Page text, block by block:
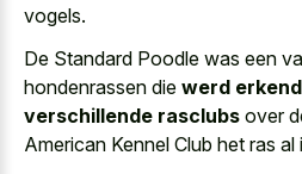
vogels.
De Standard Poodle was een
hondenrassen die werd
verschillende rasclubs over
American Kennel Club het ras